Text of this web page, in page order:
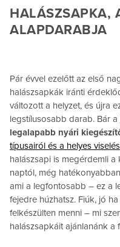
HALÁSZSAPKA,
ALAPDARABJA
Pár évvel ezelőtt az első
halászsapkák iránti
változott a helyzet, és újra
legstílusosabb darab. Bár a
legalapabb nyári
típusairól és a helyes
halászsapi is megérdemli a
naptól, még
ami a legfontosabb – ez a
fejedre húzhatsz. Fiúk, jó
felkészülten menni – mi
halászsapkáit ajánlanánk a